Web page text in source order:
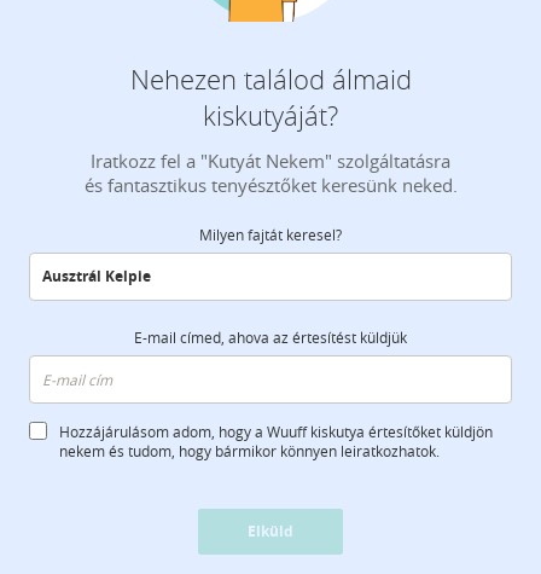
Nehezen találod álmaid
kiskutyáját?
Iratkozz fel a "Kutyát Nekem" szolgáltatásra
és fantasztikus tenyésztőket keresünk neked.
Milyen fajtát keresel?
E-mail címed, ahova az értesítést küldjük
Hozzájárulásom adom, hogy a Wuuff kiskutya értesítőket küldjön
nekem és tudom, hogy bármikor könnyen leiratkozhatok.
Elküld